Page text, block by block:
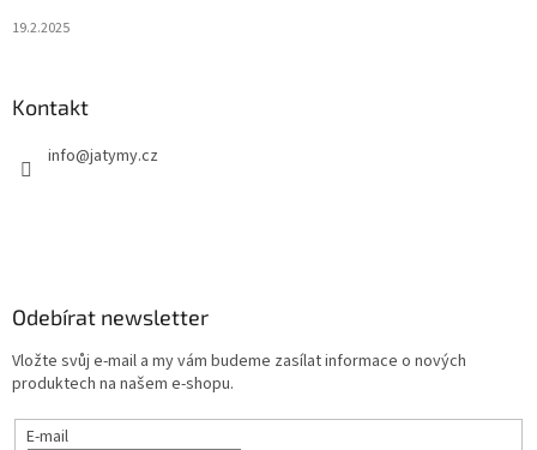
19.2.2025
Kontakt
info@jatymy.cz
Odebírat newsletter
Vložte svůj e-mail a my vám budeme zasílat informace o nových
produktech na našem e-shopu.
E-mail